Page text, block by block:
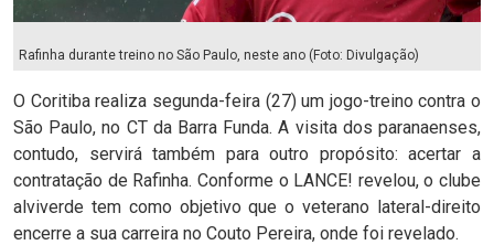
Rafinha durante treino no São Paulo, neste ano (Foto: Divulgação)
O Coritiba realiza segunda-feira (27) um jogo-treino contra o
São Paulo, no CT da Barra Funda. A visita dos paranaenses,
contudo, servirá também para outro propósito: acertar a
contratação de Rafinha. Conforme o LANCE! revelou, o clube
alviverde tem como objetivo que o veterano lateral-direito
encerre a sua carreira no Couto Pereira, onde foi revelado.